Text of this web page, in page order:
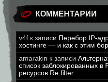
КОММЕНТАРИИ
v4f к записи Перебор IP-
хостинге — и как с этим
amarakin к записи
список заблокированных в
ресурсов Re:filter